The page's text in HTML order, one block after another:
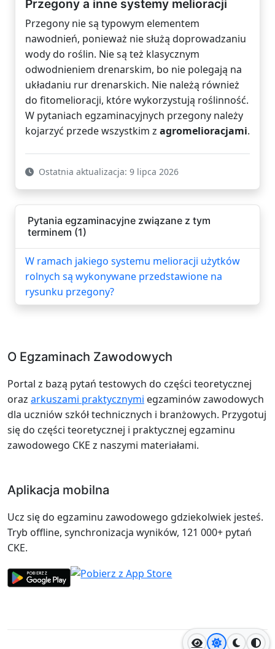
Przegony a inne systemy melioracji
Przegony nie są typowym elementem
nawodnień, ponieważ nie służą doprowadzaniu
wody do roślin. Nie są też klasycznym
odwodnieniem drenarskim, bo nie polegają na
układaniu rur drenarskich. Nie należą również
do fitomelioracji, które wykorzystują roślinność.
W pytaniach egzaminacyjnych przegony należy
kojarzyć przede wszystkim z agromelioracjami.
Ostatnia aktualizacja: 9 lipca 2026
Pytania egzaminacyjne związane z tym
terminem (1)
W ramach jakiego systemu melioracji użytków
rolnych są wykonywane przedstawione na
rysunku przegony?
O Egzaminach Zawodowych
Portal z bazą pytań testowych do części teoretycznej
oraz arkuszami praktycznymi egzaminów zawodowych
dla uczniów szkół technicznych i branżowych. Przygotuj
się do części teoretycznej i praktycznej egzaminu
zawodowego CKE z naszymi materiałami.
Aplikacja mobilna
Ucz się do egzaminu zawodowego gdziekolwiek jesteś.
Tryb offline, synchronizacja wyników, 121 000+ pytań
CKE.